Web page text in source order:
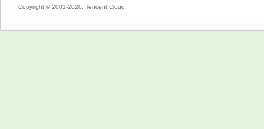
Copyright © 2001-2020, Tencent Cloud.